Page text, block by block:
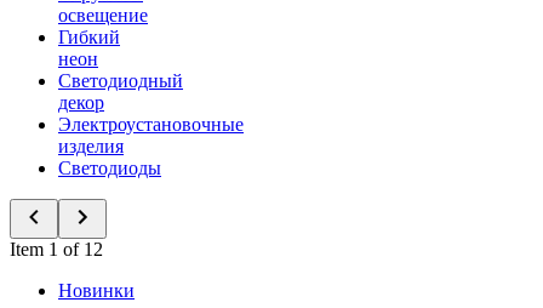
освещение
Гибкий
неон
Светодиодный
декор
Электроустановочные
изделия
Светодиоды
Item 1 of 12
Новинки